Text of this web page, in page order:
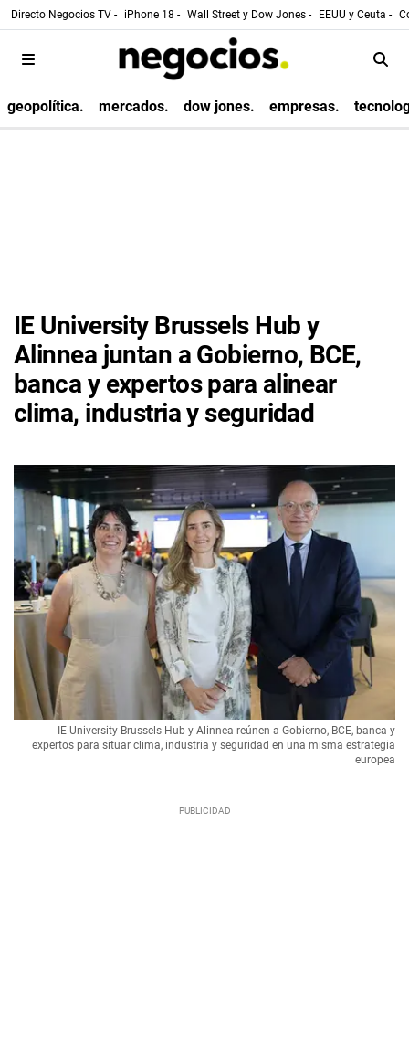
Directo Negocios TV - iPhone 18 - Wall Street y Dow Jones - EEUU y Ceuta -
geopolítica. mercados. dow jones. empresas.
IE University Brussels Hub y
Alinnea juntan a Gobierno, BCE,
banca y expertos para alinear
clima, industria y seguridad
IE University Brussels Hub y Alinnea reúnen a Gobierno, BCE, banca y
expertos para situar clima, industria y seguridad en una misma estrategia
europea